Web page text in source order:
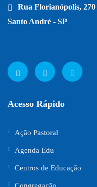
Rua Florianópolis, 270
Santo André - SP
Acesso Rápido
Ação Pastoral
Agenda Edu
Centros de Educação